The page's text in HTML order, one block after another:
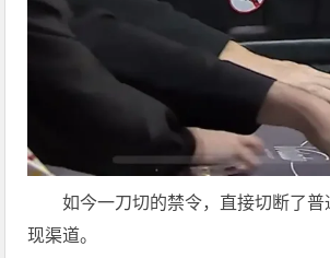
如今一刀切的禁令，直接切断了普
现渠道。